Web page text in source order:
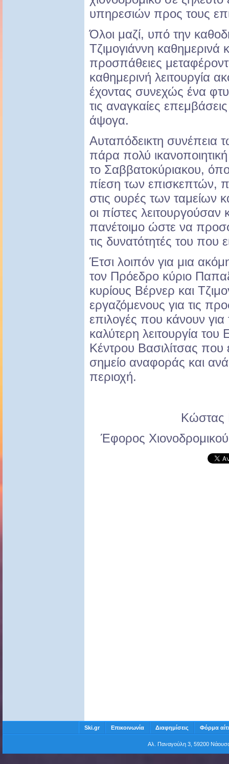
υπηρεσιών προς τους
Όλοι μαζί, υπό την
Τζιμογιάννη καθημερινά
προσπάθειες
καθημερινή λειτουργία
έχοντας συνεχώς ένα
τις αναγκαίες
άψογα.
Αυταπόδεικτη συνέπεια
πάρα πολύ
το Σαββατοκύριακου,
πίεση των επισκεπτών,
στις ουρές των ταμείων
οι πίστες λειτουργούσαν
πανέτοιμο ώστε να
τις δυνατότητές του που
Έτσι λοιπόν για μια
τον Πρόεδρο κύριο
κυρίους Βέρνερ και
εργαζόμενους για τις
επιλογές που κάνουν
καλύτερη λειτουργία του
Κέντρου Βασιλίτσας που
σημείο αναφοράς και
περιοχή.
Κώστας
Έφορος
Ski.gr Επικοινωνία Διαφημίσεις Φόρμα
Αλ. Παναγούλη 3, 59200